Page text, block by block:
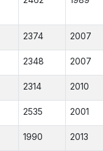
2374 2007
2348 2007
2314 2010
2535 2001
1990 2013